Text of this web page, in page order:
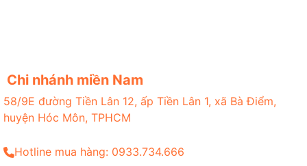
Chi nhánh miền Nam
58/9E đường Tiền Lân 12, ấp Tiền Lân 1, xã Bà Điểm,
huyện Hóc Môn, TPHCM
Hotline mua hàng: 0933.734.666